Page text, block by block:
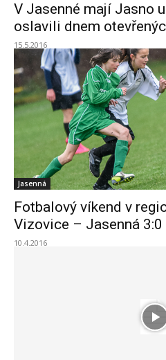
V Jasenné mají Jasno
oslavili dnem
15.5.2016
Jasenná
Fotbalový víkend v
Vizovice – Jasenná 3:0
10.4.2016